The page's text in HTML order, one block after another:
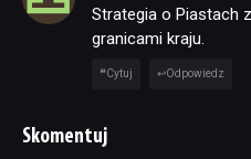
Strategia o Piastach
granicami kraju.
Cytuj Odpowiedz
Skomentuj